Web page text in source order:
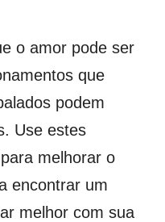
o amor pode ser
que
podem
Use estes
melhorar o
encontrar um
melhor com sua